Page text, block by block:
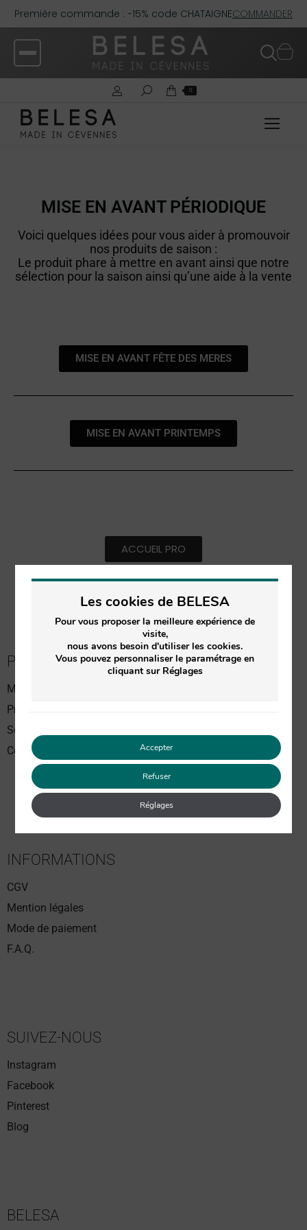
Première commande : -15% code CHATAIGNECOMMANDER
0
MISE EN AVANT PÉRIODIQUE
Voici quelques idées pour vous aider à promouvoir
nos produits de saison :
Le produit phare à mettre en avant ainsi que notre
sélection pour la saison ainsi qu’une aide à la vente
MISE EN AVANT FÊTE DES MERES
MISE EN AVANT PRINTEMPS
ACCUEIL PRO
PASSER COMMANDE
Meilleures ventes
Produits Soin du visage
Soin du corps
Coffrets Soin du visage
INFORMATIONS
CGV
Mention légales
Mode de paiement
F.A.Q.
SUIVEZ-NOUS
Instagram
Facebook
Pinterest
Blog
BELESA
Les cookies de BELESA
Pour vous proposer la meilleure expérience de
visite,
nous avons besoin d'utiliser les cookies.
Vous pouvez personnaliser le paramétrage en
cliquant sur Réglages
Accepter
Refuser
Réglages